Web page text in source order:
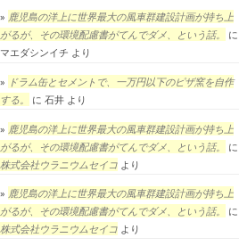
鹿児島の洋上に世界最大の風車群建設計画が持ち上
がるが、その環境配慮書がてんでダメ、という話。
に
マエダシンイチ より
ドラム缶とセメントで、一万円以下のピザ窯を自作
する。
に 石井 より
鹿児島の洋上に世界最大の風車群建設計画が持ち上
がるが、その環境配慮書がてんでダメ、という話。
に
株式会社ウラニウムセイコ より
鹿児島の洋上に世界最大の風車群建設計画が持ち上
がるが、その環境配慮書がてんでダメ、という話。
に
株式会社ウラニウムセイコ より